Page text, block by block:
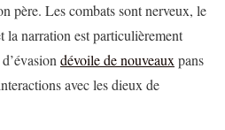
père. Les combats sont nerveux, le
la narration est particulièrement
dévoile de nouveaux pans
avec les dieux de